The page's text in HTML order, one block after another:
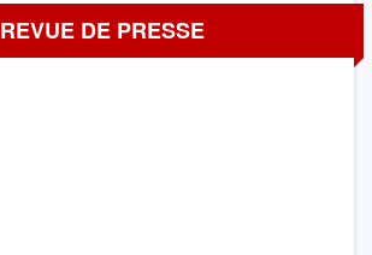
REVUE DE PRESSE